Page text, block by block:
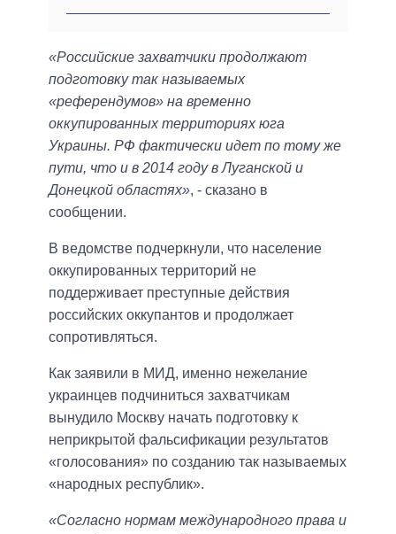
«Российские захватчики продолжают
подготовку так называемых
«референдумов» на временно
оккупированных территориях юга
Украины. РФ фактически идет по тому же
пути, что и в 2014 году в Луганской и
Донецкой областях», - сказано в
сообщении.
В ведомстве подчеркнули, что население
оккупированных территорий не
поддерживает преступные действия
российских оккупантов и продолжает
сопротивляться.
Как заявили в МИД, именно нежелание
украинцев подчиниться захватчикам
вынудило Москву начать подготовку к
неприкрытой фальсификации результатов
«голосования» по созданию так называемых
«народных республик».
«Согласно нормам международного права и